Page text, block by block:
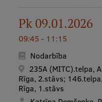
Studiju un vides
Dati par 2025. gadu
Suvenīri un grāmatas
Pk 09.01.2026
09:45 - 11:15
Nodarbība
235A (MITC).telpa,
Rīga, 2.stāvs;
Rīga, 1.stāvs